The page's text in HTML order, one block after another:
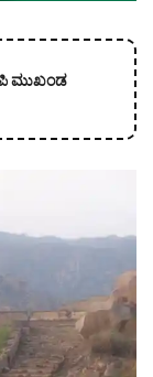
ಮುಖಂಡ